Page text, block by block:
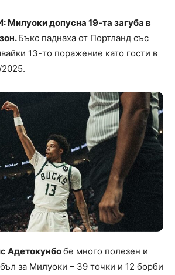
допусна 19-та загуба в
Бъкс паднаха от Портланд със
13-то поражение като гости в
Адетокунбобе много полезен и
за Милуоки – 39 точки и 12 борби